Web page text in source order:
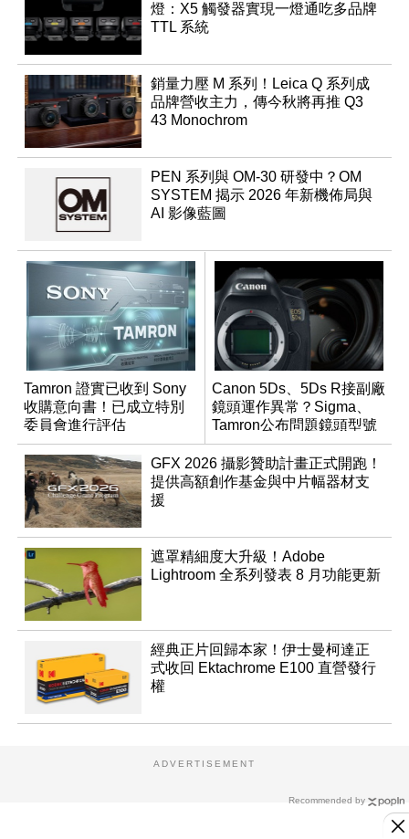
燈：X5 觸發器實現一燈通吃多品牌
TTL 系統
銷量力壓 M 系列！Leica Q 系列成
品牌營收主力，傳今秋將再推 Q3
43 Monochrom
PEN 系列與 OM-30 研發中？OM
SYSTEM 揭示 2026 年新機佈局與
AI 影像藍圖
Tamron 證實已收到 Sony
收購意向書！已成立特別
委員會進行評估
Canon 5Ds、5Ds R接副廠
鏡頭運作異常？Sigma、
Tamron公布問題鏡頭型號
及解決方案
GFX 2026 攝影贊助計畫正式開跑！
提供高額創作基金與中片幅器材支
援
遮罩精細度大升級！Adobe
Lightroom 全系列發表 8 月功能更新
經典正片回歸本家！伊士曼柯達正
式收回 Ektachrome E100 直營發行
權
Recommended by
ADVERTISEMENT